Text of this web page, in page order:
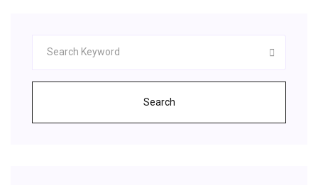
Search